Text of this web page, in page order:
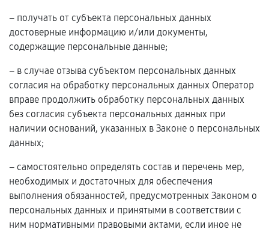
– получать от субъекта персональных данных
достоверные информацию и/или документы,
содержащие персональные данные;
– в случае отзыва субъектом персональных данных
согласия на обработку персональных данных Оператор
вправе продолжить обработку персональных данных
без согласия субъекта персональных данных при
наличии оснований, указанных в Законе о персональных
данных;
– самостоятельно определять состав и перечень мер,
необходимых и достаточных для обеспечения
выполнения обязанностей, предусмотренных Законом о
персональных данных и принятыми в соответствии с
ним нормативными правовыми актами, если иное не